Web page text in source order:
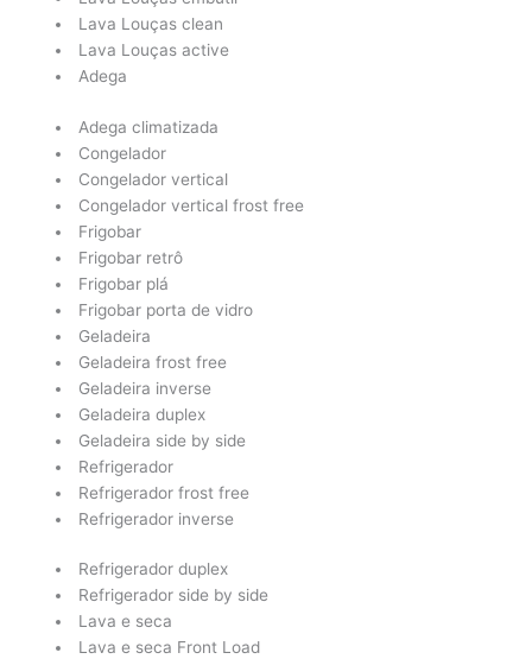
Lava Louças clean
Lava Louças active
Adega
Adega climatizada
Congelador
Congelador vertical
Congelador vertical frost free
Frigobar
Frigobar retrô
Frigobar plá
Frigobar porta de vidro
Geladeira
Geladeira frost free
Geladeira inverse
Geladeira duplex
Geladeira side by side
Refrigerador
Refrigerador frost free
Refrigerador inverse
Refrigerador duplex
Refrigerador side by side
Lava e seca
Lava e seca Front Load